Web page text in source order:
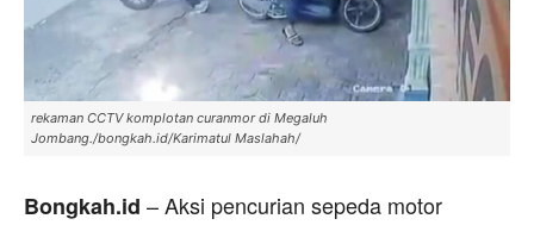
rekaman CCTV komplotan curanmor di Megaluh
Jombang./bongkah.id/Karimatul Maslahah/
Bongkah.id – Aksi pencurian sepeda motor